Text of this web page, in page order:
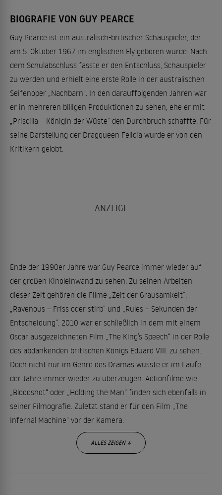
BIOGRAFIE VON GUY PEARCE
Guy Pearce ist ein australisch-britischer Schauspieler, der
am 5. Oktober 1967 im englischen Ely geboren wurde. Nach
dem Schulabschluss fasste er den Entschluss, Schauspieler
zu werden und erhielt eine erste Rolle in der australischen
Seifenoper „Nachbarn“. In den darauffolgenden Jahren war
er in mehreren billigen Produktionen zu sehen, ehe er mit
„Priscilla – Königin der Wüste“ den Durchbruch schaffte. Für
seine Darstellung der Dragqueen Felicia wurde er von den
Kritikern gelobt.
Ende der 1990er Jahre war Guy Pearce immer wieder auf
der großen Kinoleinwand zu sehen. Zu seinen Arbeiten
dieser Zeit gehören die Filme „Zeit der Grausamkeit“,
„Ravenous – Friss oder stirb“ und „Rules – Sekunden der
Entscheidung“. 2010 war er schließlich in dem mit einem
Oscar ausgezeichneten Film „The King’s Speech“ in der Rolle
des abdankenden britischen Königs Eduard VIII. zu sehen.
Doch nicht nur im Genre des Dramas wusste er im Laufe
der Jahre immer wieder zu überzeugen. Actionfilme wie
„Bloodshot“ oder „Holding the Man“ finden sich ebenfalls in
seiner Filmografie. Zuletzt stand er für den Film „The
Infernal Machine“ vor der Kamera.
ALLES ZEIGEN ↓